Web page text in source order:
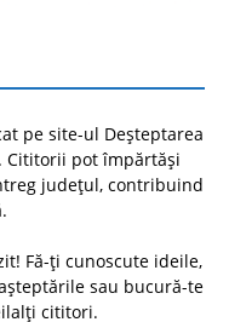
pe site-ul Deșteptarea
Cititorii pot împărtăși
județul, contribuind
Fă-ți cunoscute ideile,
sau bucură-te
cititori.